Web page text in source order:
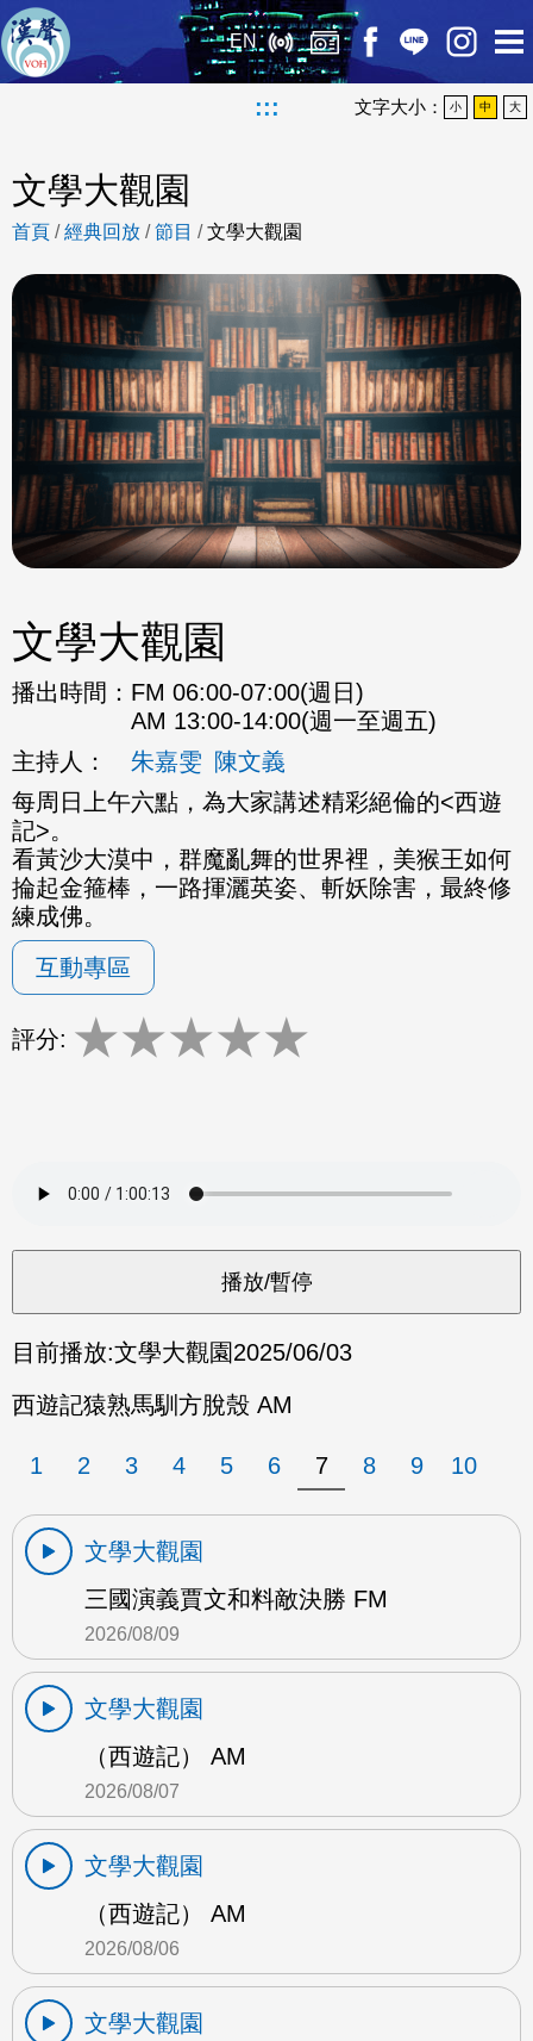
EN
::: 文字大小： 小 中 大
文學大觀園
首頁 /經典回放 /節目 /文學大觀園
文學大觀園
播出時間： FM 06:00-07:00(週日)
AM 13:00-14:00(週一至週五)
主持人：
朱嘉雯 陳文義
每周日上午六點，為大家講述精彩絕倫的<西遊
記>。
看黃沙大漠中，群魔亂舞的世界裡，美猴王如何
掄起金箍棒，一路揮灑英姿、斬妖除害，最終修
練成佛。
互動專區
評分: ★★★★★
目前播放:文學大觀園2025/06/03
西遊記猿熟馬馴方脫殼 AM
1 2 3 4 5 6 7 8 9 10
文學大觀園
三國演義賈文和料敵決勝 FM
2026/08/09
文學大觀園
（西遊記） AM
2026/08/07
文學大觀園
（西遊記） AM
2026/08/06
文學大觀園